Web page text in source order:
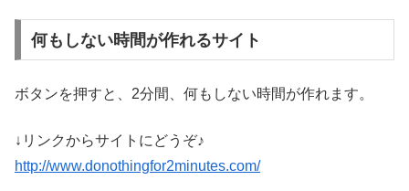
何もしない時間が作れるサイト
ボタンを押すと、2分間、何もしない時間が作れます。
↓リンクからサイトにどうぞ♪
http://www.donothingfor2minutes.com/